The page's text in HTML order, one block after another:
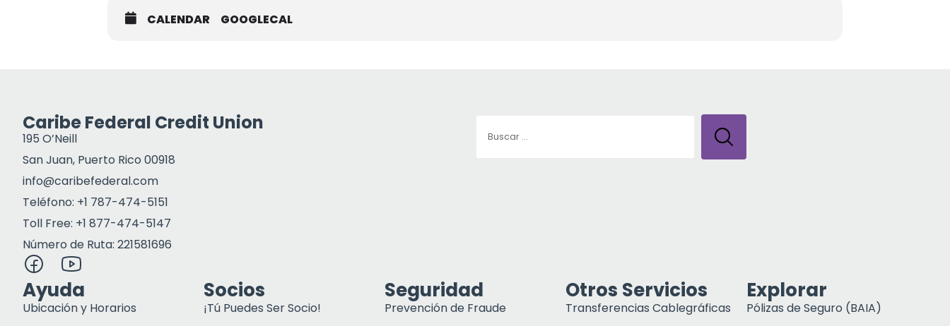
CALENDAR GOOGLECAL
Caribe Federal Credit Union
195 O’Neill
San Juan, Puerto Rico 00918
info@caribefederal.com
Teléfono: +1 787-474-5151
Toll Free: +1 877-474-5147
Número de Ruta: 221581696
Ayuda
Ubicación y Horarios
Socios
¡Tú Puedes Ser Socio!
Seguridad
Prevención de Fraude
Otros Servicios
Transferencias Cablegráficas
Explorar
Pólizas de Seguro (BAIA)